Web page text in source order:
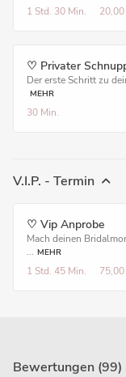
1 Std. 30 Min.
♡ Privater
Der erste Schritt zu
MEHR
30 Min.
V.I.P. - Termin
♡ Vip Anprobe
Mach deinen
... MEHR
1 Std. 45 Min.
Bewertungen (99)